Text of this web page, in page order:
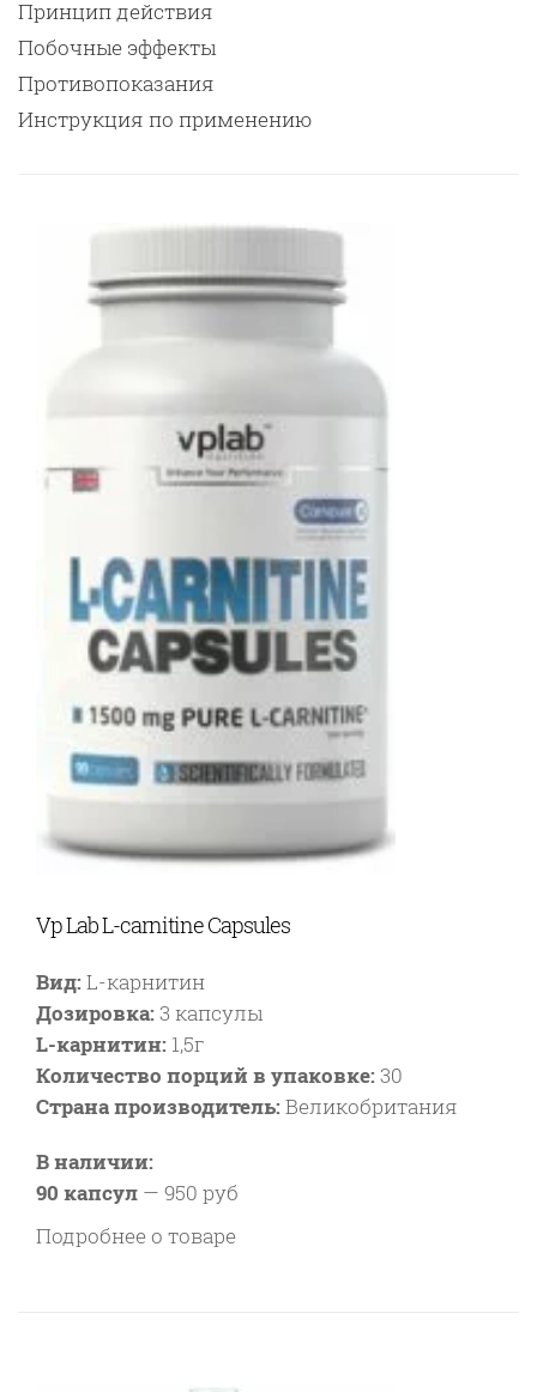
Принцип действия
Побочные эффекты
Противопоказания
Инструкция по применению
Vp Lab L-carnitine Capsules
Вид:L-карнитин
Дозировка:3 капсулы
L-карнитин: 1,5г
Количество порций в упаковке:30
Страна производитель:Великобритания
В наличии:
90 капсул — 950 руб
Подробнее о товаре